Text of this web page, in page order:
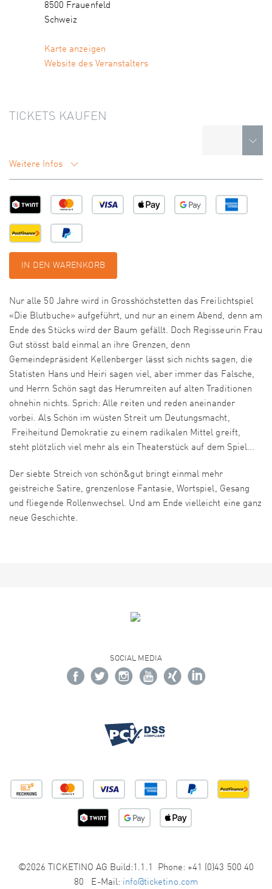
8500 Frauenfeld
Schweiz
Karte anzeigen
Website des Veranstalters
TICKETS KAUFEN
Weitere Infos
IN DEN WARENKORB
Nur alle 50 Jahre wird in Grosshöchstetten das Freilichtspiel
«Die Blutbuche» aufgeführt, und nur an einem Abend, denn am
Ende des Stücks wird der Baum gefällt. Doch Regisseurin Frau
Gut stösst bald einmal an ihre Grenzen, denn
Gemeindepräsident Kellenberger lässt sich nichts sagen, die
Statisten Hans und Heiri sagen viel, aber immer das Falsche,
und Herrn Schön sagt das Herumreiten auf alten Traditionen
ohnehin nichts. Sprich: Alle reiten und reden aneinander
vorbei. Als Schön im wüsten Streit um Deutungsmacht,
Freiheitund Demokratie zu einem radikalen Mittel greift,
steht plötzlich viel mehr als ein Theaterstück auf dem Spiel...
Der siebte Streich von schön&gut bringt einmal mehr
geistreiche Satire, grenzenlose Fantasie, Wortspiel, Gesang
und fliegende Rollenwechsel. Und am Ende vielleicht eine ganz
neue Geschichte.
SOCIAL MEDIA
©2026 TICKETINO AG Build:1.1.1 Phone: +41 (0)43 500 40
80 E-Mail: info@ticketino.com